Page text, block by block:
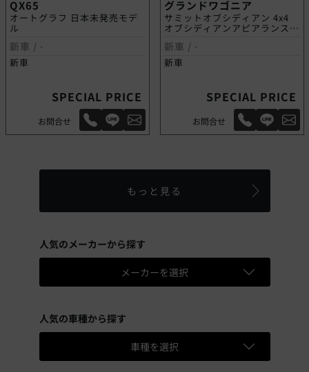
QX65
オートグラフ 日本未発売モデ
ル
新車 / -
新車
SPECIAL PRICE
お問合せ
グランドワゴニア
サミットオブシディアン 4x4
オブシディアンアピアランスパ
新車 / -
新車
SPECIAL PRICE
お問合せ
もっと見る
人気のメーカーから探す
メーカーを選択
人気の車種から探す
車種を選択